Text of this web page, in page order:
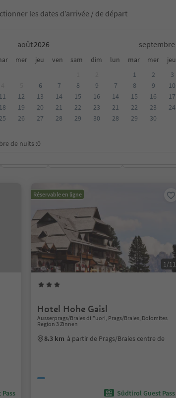
les dates d’arrivée / de départ
août septembre
mer jeu ven sam dim lun mar mer jeu
6 7 8
9
11 12 13 14 15
16
18 19 20 21 22
23
25 26 27 28 29
30
1 2 3
7
8 9 10
14
15 16 17
21
22 23 24
28
29 30
de nuits :0
à Pustertal/Val
Réservable en ligne
1/11
Hotel Hohe Gaisl
Ausserprags/Braies di Fuori, Prags/Braies, Dolomites
Region 3 Zinnen
8.3 km à partir de Prags/Braies centre de
Südtirol Guest Pass